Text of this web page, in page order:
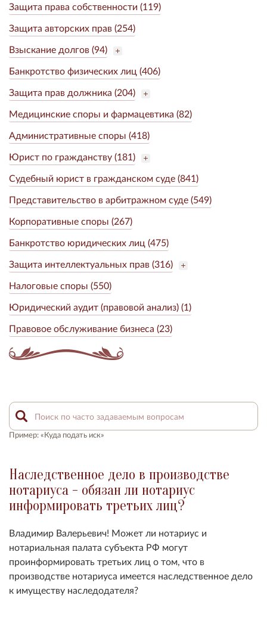
Защита права собственности (119)
Защита авторских прав (254)
Взыскание долгов (94)
Банкротство физических лиц (406)
Защита прав должника (204)
Медицинские споры и фармацевтика (82)
Административные споры (418)
Юрист по гражданству (181)
Судебный юрист в гражданском суде (841)
Представительство в арбитражном суде (549)
Корпоративные споры (267)
Банкротство юридических лиц (475)
Защита интеллектуальных прав (316)
Налоговые споры (550)
Юридический аудит (правовой анализ) (1)
Правовое обслуживание бизнеса (23)
Пример: «Куда подать иск»
Наследственное дело в производстве
нотариуса - обязан ли нотариус
информировать третьих лиц?
Владимир Валерьевич! Может ли нотариус и
нотариальная палата субъекта РФ могут
проинформировать третьих лиц о том, что в
производстве нотариуса имеется наследственное дело
к имуществу наследодателя?